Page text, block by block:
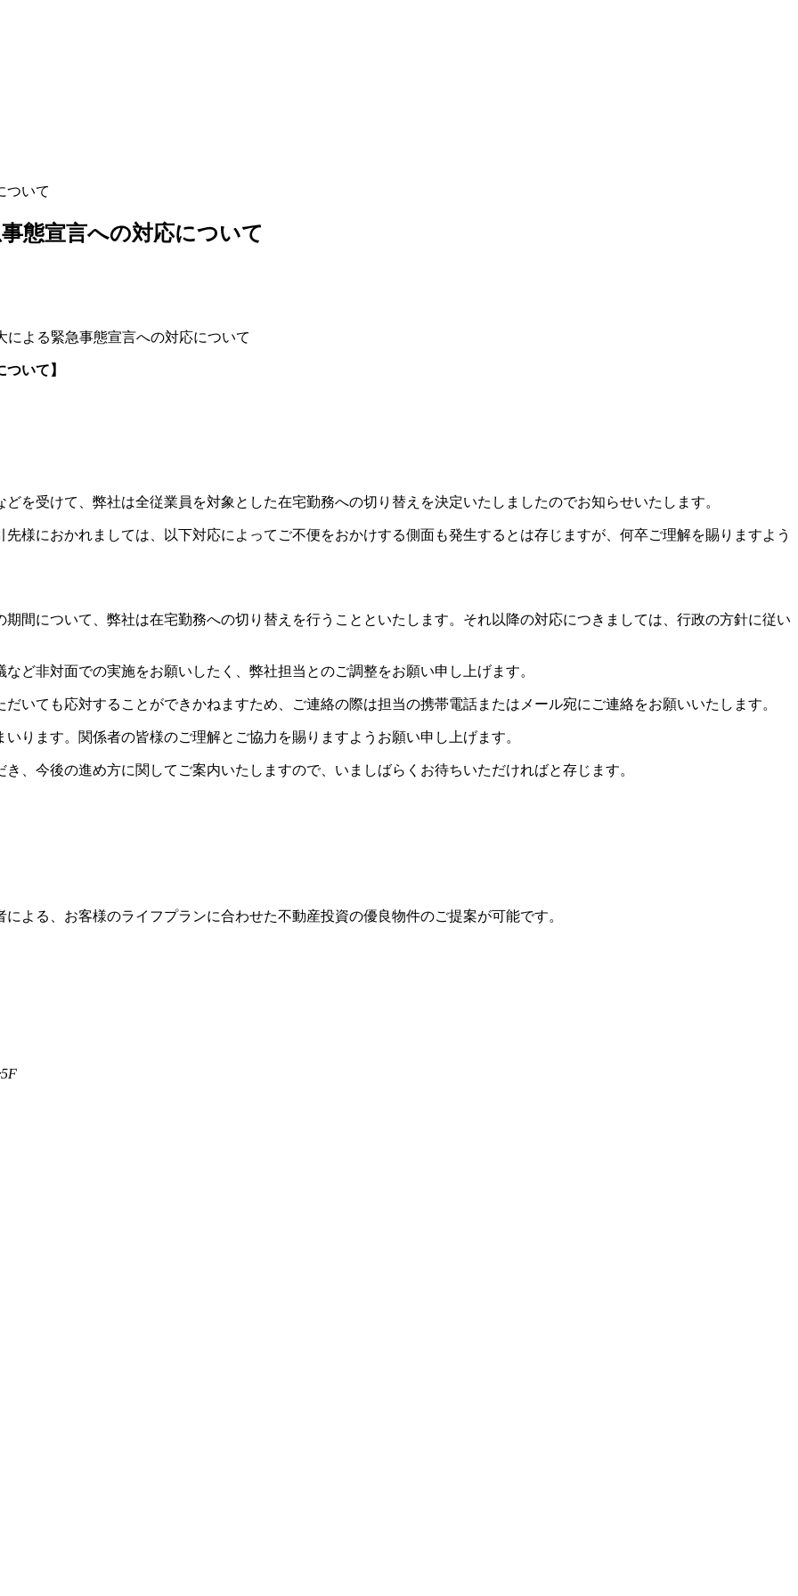
態宣言への対応について
による緊急事態宣言への対応について
いて】
を受けて、弊社は全従業員を対象とした在宅勤務への切り替えを決定いたしましたのでお知らせいたします。
様におかれましては、以下対応によってご不便をおかけする側面も発生するとは存じますが、何卒ご理解を賜りますよう
間について、弊社は在宅勤務への切り替えを行うことといたします。それ以降の対応につきましては、行政の方針に従い
ど非対面での実施をお願いしたく、弊社担当とのご調整をお願い申し上げます。
いても応対することができかねますため、ご連絡の際は担当の携帯電話またはメール宛にご連絡をお願いいたします。
ります。関係者の皆様のご理解とご協力を賜りますようお願い申し上げます。
、今後の進め方に関してご案内いたしますので、いましばらくお待ちいただければと存じます。
よる、お客様のライフプランに合わせた不動産投資の優良物件のご提案が可能です。